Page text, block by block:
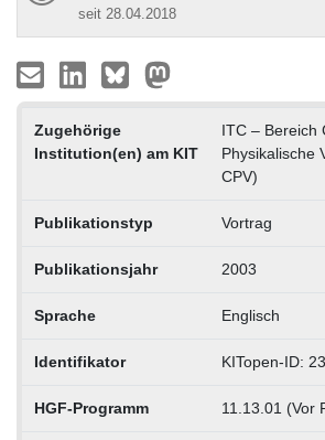
seit 28.04.2018
Zugehörige
Institution(en) am KIT
ITC – Bereich
Physikalische
CPV)
Publikationstyp Vortrag
Publikationsjahr 2003
Sprache Englisch
Identifikator KITopen-ID:
HGF-Programm 11.13.01 (Vor